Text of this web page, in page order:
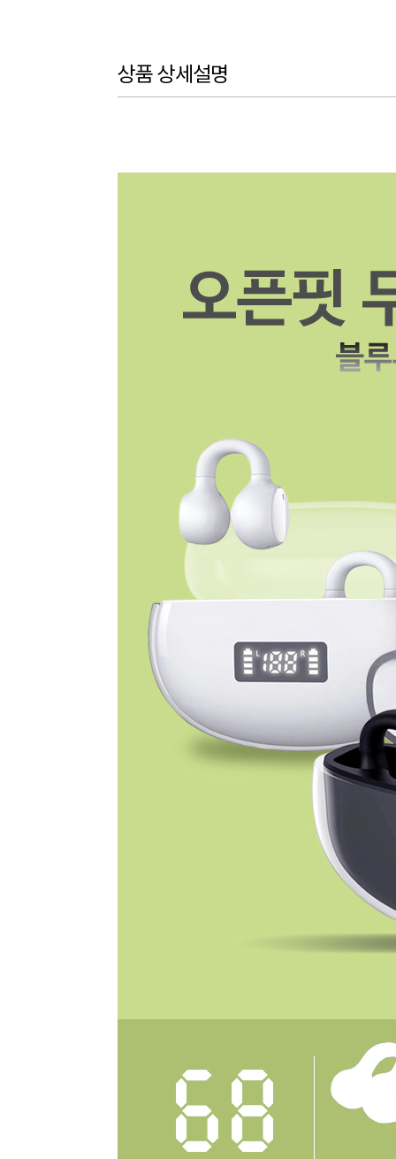
상품 상세설명